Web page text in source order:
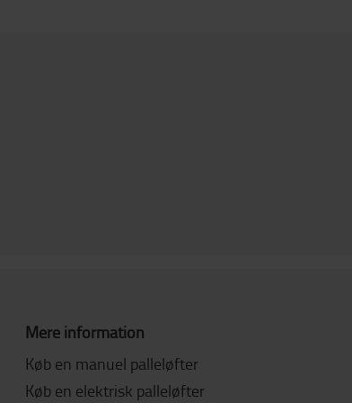
Mere information
Køb en manuel palleløfter
Køb en elektrisk palleløfter